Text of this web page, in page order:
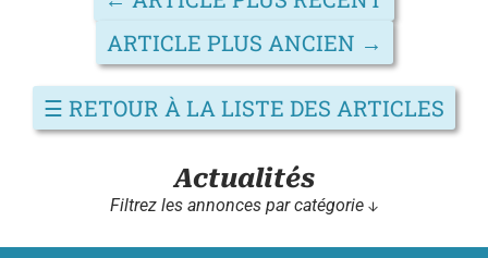
ARTICLE PLUS ANCIEN →
☰ RETOUR À LA LISTE DES ARTICLES
Actualités
Filtrez les annonces par catégorie ↓